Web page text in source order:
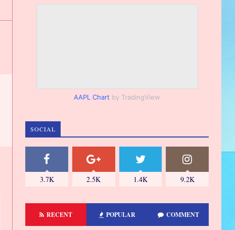
AAPL Chart by TradingView
SOCIAL
3.7K 2.5K 1.4K 9.2K
RECENT POPULAR COMMENT